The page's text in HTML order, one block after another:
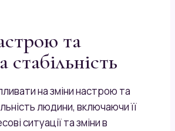
та
стабільність
на зміни настрою та
людини, включаючи її
ситуації та зміни в